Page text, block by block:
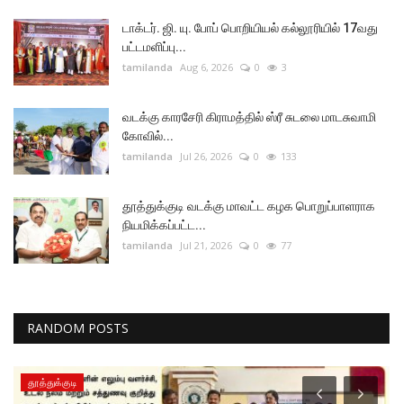
டாக்டர். ஜி. யு. போப் பொறியியல் கல்லூரியில் 17வது
பட்டமளிப்பு...
tamilanda Aug 6, 2026 0 3
வடக்கு காரசேரி கிராமத்தில் ஸ்ரீ சுடலை மாடசுவாமி
கோவில்...
tamilanda Jul 26, 2026 0 133
தூத்துக்குடி வடக்கு மாவட்ட கழக பொறுப்பாளராக
நியமிக்கப்பட்ட...
tamilanda Jul 21, 2026 0 77
RANDOM POSTS
தூத்துக்குடி